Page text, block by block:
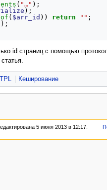
( "…" );
);
( $arr_id )) return "" ;
);
id страниц с помощью
Кеширование
5 июня 2013 в 12:17.